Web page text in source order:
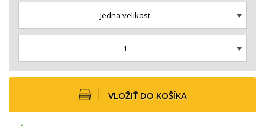
jedna velikost
1
VLOŽIŤ DO KOŠÍKA